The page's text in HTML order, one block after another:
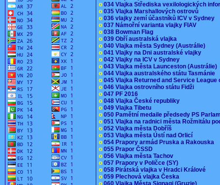
o 034 Vlajka Střediska vexilologických
o 035 Vlajka Marshallových ostrovů
o 036 vlajky zemí účastníků ICV v Sydney
o 037 Námořní varianta vlajky FIAV
o 038 Bowman Flag
o 039 Obří australská vlajka
o 040 Vlajka města Sydney (Austrálie)
o 041 Vlajky na Dni australské vlajky
o 042 Vlajky na ICV v Sydney
o 043 Vlajka města Launceston (Austrálie)
o 044 Vlajka australského státu Tasmánie
o 045 Vlajka Returned and Service
o 046 Vlajka ostrovního státu Fidži
o 047 PF 2016
o 048 Vlajka České republiky
o 049 Vlajka Tibetu
o 050 Pamětní medaile předsedy PS
o 051 Vlajka na radnici města Rožmitálu
o 052 Vlajka města Dobříš
o 053 Vlajka města Ústí nad Orlicí
o 054 Prapory armád Pruska a Rakouska
o 055 Prapor ČSSD
o 056 Vlajka města Tachov
o 057 Prapory v Poličce (SY)
o 058 Pirátská vlajka v Hradci Králové
o 059 Plechová vlajka Česka
o 060 Vlajka Města Signagi (Gruzie)